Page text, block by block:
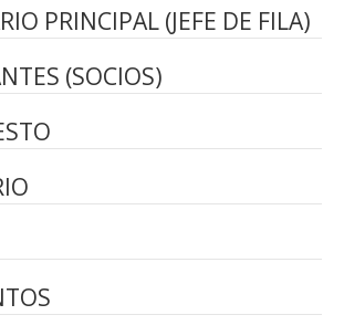
PRINCIPAL (JEFE DE FILA)
(SOCIOS)